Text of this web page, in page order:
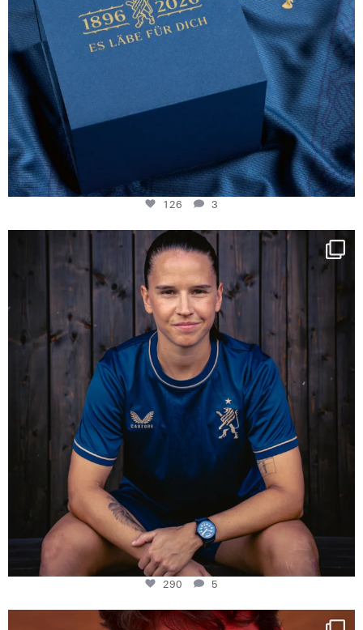
126 3
NIE USENAND GAH
Some anniversaries
290
5
290 5
One last dance at home